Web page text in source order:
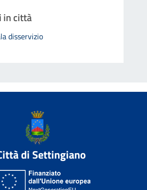
in città
disservizio
di Settingiano